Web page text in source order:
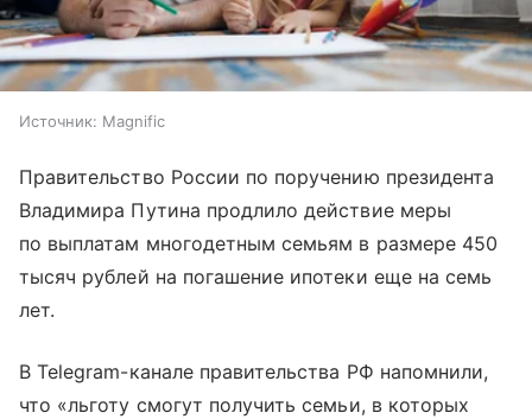
Источник: Magnific
Правительство России по поручению президента
Владимира Путина продлило действие меры
по выплатам многодетным семьям в размере 450
тысяч рублей на погашение ипотеки еще на семь
лет.
В Telegram-канале правительства РФ напомнили,
что «льготу смогут получить семьи, в которых